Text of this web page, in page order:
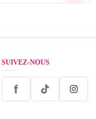
SUIVEZ-NOUS